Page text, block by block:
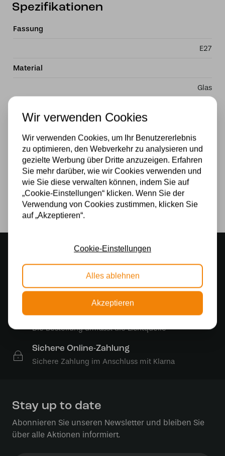
Spezifikationen
Fassung
E27
Material
Glas
Wattzahl
40W
Lichtquelle
Stimmungsvoller Showroom
500 m2 großes Lampengeschäft in Rijssen
Kostenlose Lichtquellen
Die Bestellung umfasst die Lichtquelle
Sichere Online-Zahlung
Sichere Zahlung im Anschluss mit Klarna
Stay up to date
Abonnieren Sie unseren Newsletter und bleiben Sie
über alle Aktionen informiert.
Wir verwenden Cookies
Wir verwenden Cookies, um Ihr Benutzererlebnis
zu optimieren, den Webverkehr zu analysieren und
gezielte Werbung über Dritte anzuzeigen. Erfahren
Sie mehr darüber, wie wir Cookies verwenden und
wie Sie diese verwalten können, indem Sie auf
„Cookie-Einstellungen“ klicken. Wenn Sie der
Verwendung von Cookies zustimmen, klicken Sie
auf „Akzeptieren“.
Cookie-Einstellungen
Alles ablehnen
Akzeptieren